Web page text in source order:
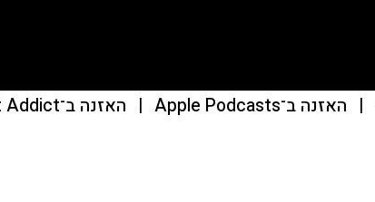
| האזנה ב־Apple Podcasts | האזנה ב־Podcast Addict